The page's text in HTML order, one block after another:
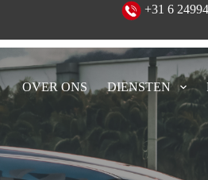
+31 6
OVER ONS DIENSTEN